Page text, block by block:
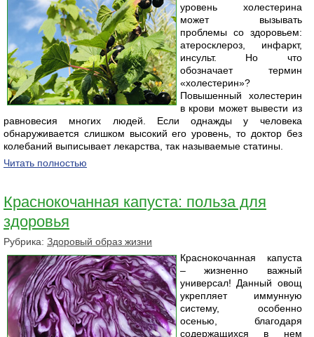
уровень холестерина
может вызывать
проблемы со здоровьем:
атеросклероз, инфаркт,
инсульт. Но что
обозначает термин
«холестерин»?
Повышенный холестерин
в крови может вывести из
равновесия многих людей. Если однажды у человека
обнаруживается слишком высокий его уровень, то доктор без
колебаний выписывает лекарства, так называемые статины.
Читать полностью
Краснокочанная капуста: польза для
здоровья
Рубрика: Здоровый образ жизни
Краснокочанная капуста
– жизненно важный
универсал! Данный овощ
укрепляет иммунную
систему, особенно
осенью, благодаря
содержащихся в нем